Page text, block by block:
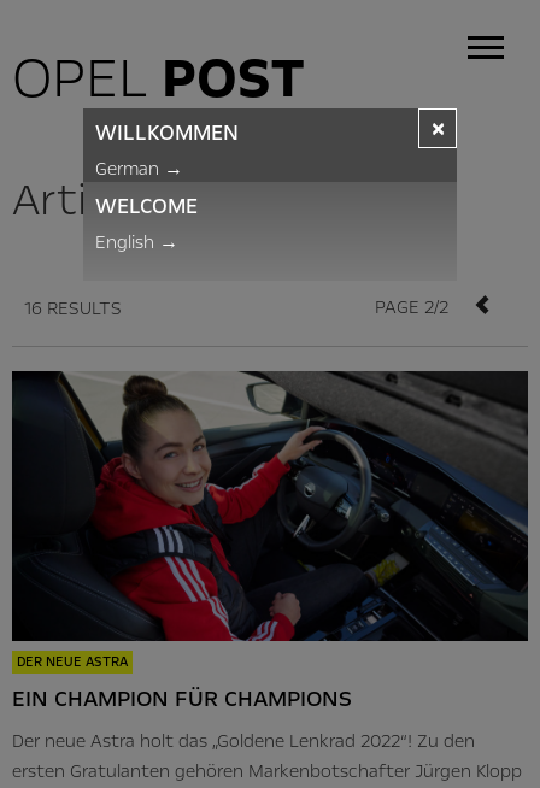
OPEL POST
Articles
16 RESULTS PAGE 2/2
DER NEUE ASTRA
EIN CHAMPION FÜR CHAMPIONS
Der neue Astra holt das „Goldene Lenkrad 2022“! Zu den
ersten Gratulanten gehören Markenbotschafter Jürgen Klopp
×
WILLKOMMEN
German →
WELCOME
English →